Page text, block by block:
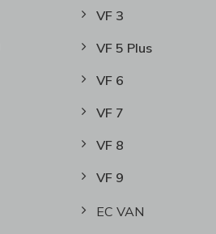
VF 3
VF 5 Plus
VF 6
VF 7
VF 8
VF 9
EC VAN